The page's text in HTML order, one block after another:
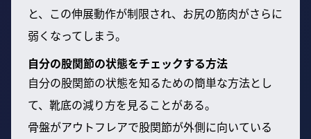
と、この伸展動作が制限され、お尻の筋肉がさらに
弱くなってしまう。
自分の股関節の状態をチェックする方法
自分の股関節の状態を知るための簡単な方法とし
て、靴底の減り方を見ることがある。
骨盤がアウトフレアで股関節が外側に向いている